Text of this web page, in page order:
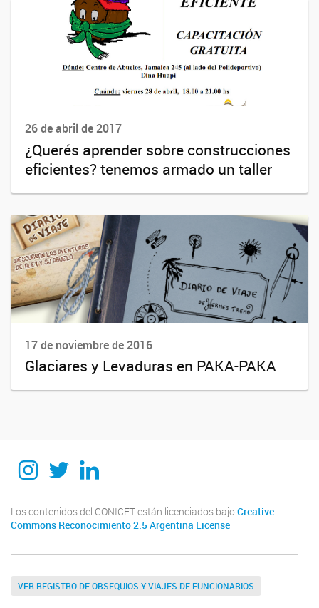
26 de abril de 2017
¿Querés aprender sobre construcciones
eficientes? tenemos armado un taller
17 de noviembre de 2016
Glaciares y Levaduras en PAKA-PAKA
Instagram
TwitterLinkedin
Los contenidos del CONICET están licenciados bajo Creative
Commons Reconocimiento 2.5 Argentina License
VER REGISTRO DE OBSEQUIOS Y VIAJES DE FUNCIONARIOS